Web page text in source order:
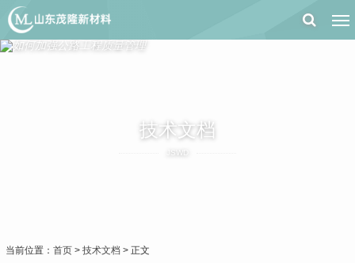
技术文档
JSWD
当前位置： 首页 > 技术文档 > 正文